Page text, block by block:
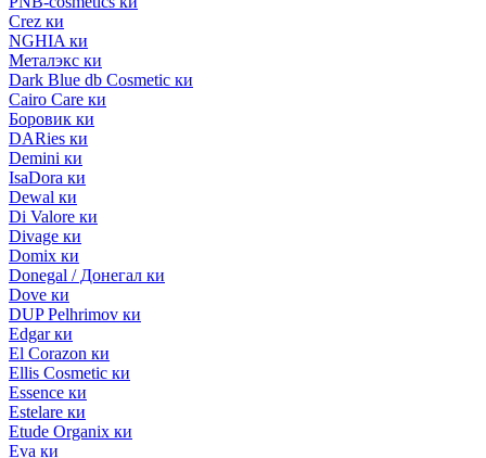
Crez ки
NGHIA ки
Металэкс ки
Dark Blue db Cosmetic ки
Cairo Care ки
Боровик ки
DARies ки
Demini ки
IsaDora ки
Dewal ки
Di Valore ки
Divage ки
Domix ки
Donegal / Донегал ки
Dove ки
DUP Pelhrimov ки
Edgar ки
El Corazon ки
Ellis Cosmetic ки
Essence ки
Estelare ки
Etude Organix ки
Eva ки